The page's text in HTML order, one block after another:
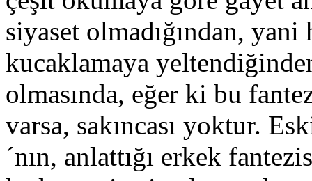
siyaset olmadığından, yani
kucaklamaya
olmasında, eğer ki bu
varsa, sakıncası yoktur.
´nın, anlattığı erkek